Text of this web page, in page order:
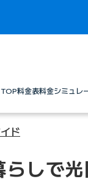
TOP料金表料金シミュレ
ド
らしで